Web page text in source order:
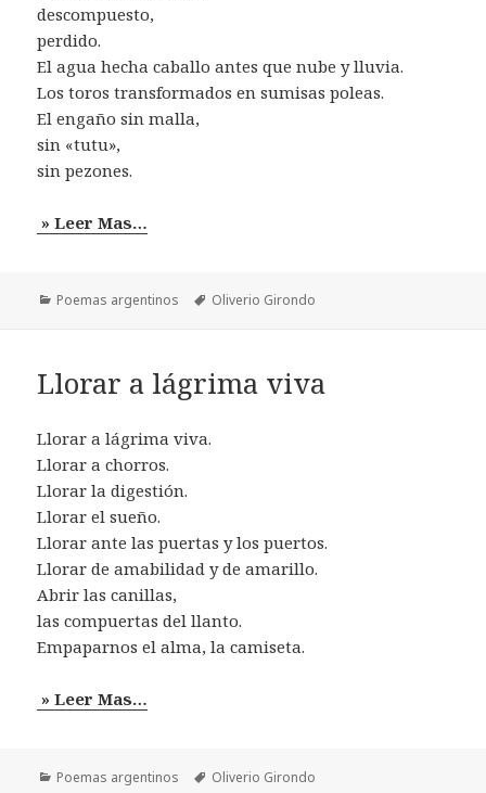
descompuesto,
perdido.
El agua hecha caballo antes que nube y lluvia.
Los toros transformados en sumisas poleas.
El engaño sin malla,
sin «tutu»,
sin pezones.
» Leer Mas…
Categorías
Poemas argentinos Etiquetas
Oliverio Girondo
Llorar a lágrima viva
Llorar a lágrima viva.
Llorar a chorros.
Llorar la digestión.
Llorar el sueño.
Llorar ante las puertas y los puertos.
Llorar de amabilidad y de amarillo.
Abrir las canillas,
las compuertas del llanto.
Empaparnos el alma, la camiseta.
» Leer Mas…
Categorías
Poemas argentinos Etiquetas
Oliverio Girondo